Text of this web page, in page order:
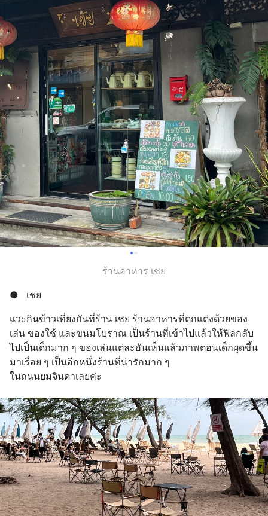
ร้านอาหาร เชย
●
เชย
แวะกินข้าวเที่ยงกันที่ร้าน เชย ร้านอาหารที่ตกแต่งด้วยของ
เล่น ของใช้ และขนมโบราณ เป็นร้านที่เข้าไปแล้วให้ฟิลกลับ
ไปเป็นเด็กมาก ๆ ของเล่นแต่ละอันเห็นแล้วภาพตอนเด็กผุดขึ้น
มาเรื่อย ๆ เป็นอีกหนึ่งร้านที่น่ารักมาก ๆ
ในถนนยมจินดาเลยค่ะ